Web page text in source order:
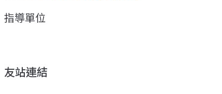
指導單位
友站連結